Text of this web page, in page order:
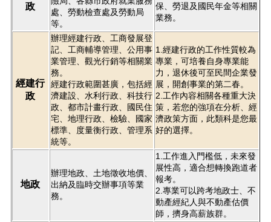
政
處、勞動檢查處及勞動局
等。
保、勞退及國民年金等相關
業務。
經建行
政
辦理經建行政、工商發展登
記、工商輔導管理、公用事
業管理、觀光行銷等相關業
務。
經建行政範圍甚廣，包括經
濟建設、水利行政、科技行
政、都市計畫行政、國民住
宅、地理行政、檢驗、國家
標準、度量衡行政、管理系
統等。
1.經建行政的工作性質較為
專業，可培養自身專業能
力，退休後可至民間企業發
展，開創事業的第二春。
2.工作內容相關各種重大決
策，若您的強項在分析、經
濟政策方面，此類科是您最
好的選擇。
地政
辦理地政、土地徵收地價、
出納及臨時交辦事項等業
務。
1.工作進入門檻低，未來發
展性高，適合想轉換跑道者
報考。
2.專業可以跨考地政士、不
動產經紀人與不動產估價
師，擠身高薪族群。